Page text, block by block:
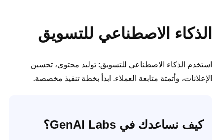
الذكاء الاصطناعي للتسويق
استخدم الذكاء الاصطناعي للتسويق: توليد محتوى، تحسين
الإعلانات، وأتمتة متابعة العملاء. ابدأ بخطة تنفيذ مخصصة.
كيف نساعدك في GenAI Labs؟